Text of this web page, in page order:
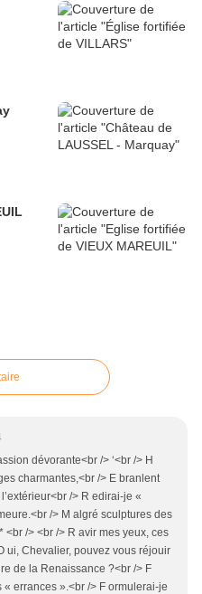
dévorante<br /> ‘<br /> H
charmantes,<br /> E branlent
/> R edirai-je «
/> M algré sculptures des
<br /> <br /> R avir mes yeux, ces
ui, Chevalier, pouvez vous réjouir
de la Renaissance ?<br /> F
errances ».<br /> F ormulerai-je